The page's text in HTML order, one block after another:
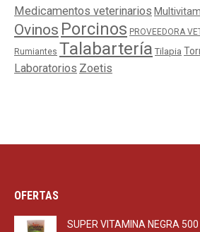
Medicamentos veterinarios
Ovinos Porcinos PROVEEDORA
Rumiantes Talabartería Tilapia
Laboratorios Zoetis
OFERTAS
SUPER VITAMINA NEGRA 500